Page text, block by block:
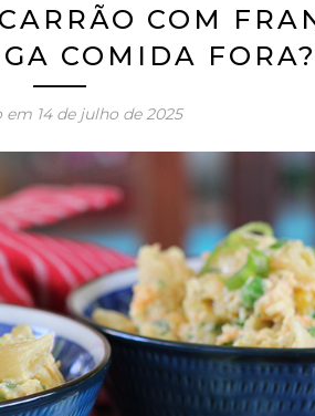
COM
COMIDA FORA?
em 14 de julho de 2025